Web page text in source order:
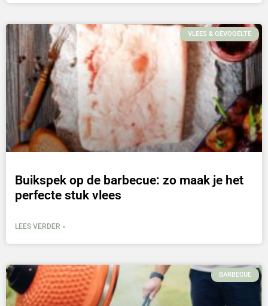
VLEES & GEVOGELTE
Buikspek op de barbecue: zo maak je het
perfecte stuk vlees
LEES VERDER »
BARBECUE